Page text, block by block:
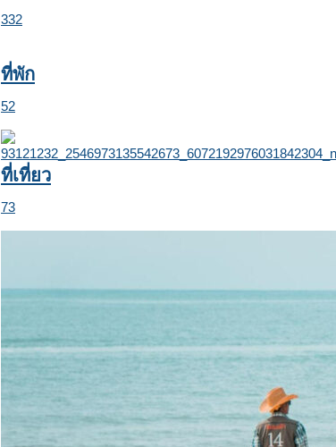
332
ที่พัก
52
ที่เที่ยว
73